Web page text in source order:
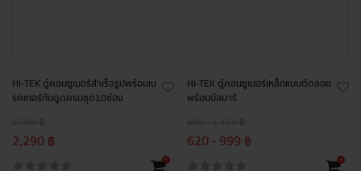
HI-TEK ตู้คอนซูเมอร์สำเร็จรูปพร้อมเบ
รคเกอร์กันดูดครบชุด10ช่อง
2,290 ฿
+
HI-TEK ตู้คอนซูเมอร์เหล็กแบบติดลอย
พร้อมบัสบาร์
620 - 999 ฿
+